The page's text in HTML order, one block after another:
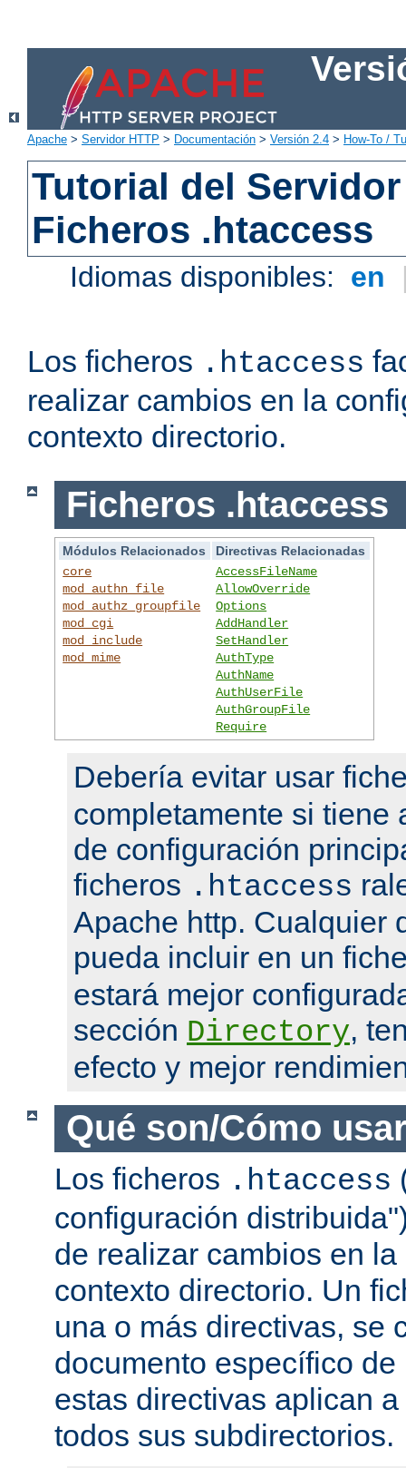
Apache > Servidor HTTP > Documentación > Versión 2.4 > How-To /
Tutorial del
Ficheros .htaccess
Idiomas disponibles: en
Los ficheros .htaccess
realizar cambios en la
contexto directorio.
Ficheros .htaccess
Módulos Relacionados
Directivas Relacionadas
core
mod_authn_file
mod_authz_groupfile
mod_cgi
mod_include
mod_mime
AccessFileName
AllowOverride
Options
AddHandler
SetHandler
AuthType
AuthName
AuthUserFile
AuthGroupFile
Require
Debería evitar usar
completamente si tiene
de configuración
ficheros .htaccess
Apache http. Cualquier
pueda incluir en un
estará mejor
sección Directory,
efecto y mejor
Qué son/Cómo
Los ficheros .htaccess
configuración
de realizar cambios en
contexto directorio. Un
una o más directivas, se
documento específico
estas directivas aplican
todos sus subdirectorios.